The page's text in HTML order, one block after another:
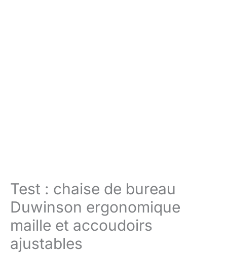
Test : chaise de bureau
Duwinson ergonomique
maille et accoudoirs
ajustables